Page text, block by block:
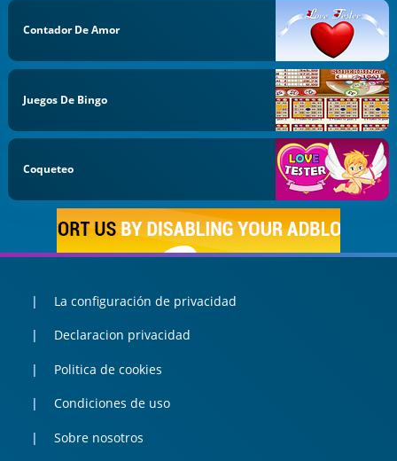
Contador De Amor
Juegos De Bingo
Coqueteo
La configuración de privacidad
Declaracion privacidad
Politica de cookies
Condiciones de uso
Sobre nosotros